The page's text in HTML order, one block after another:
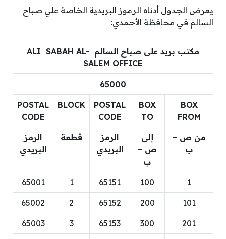
يعرض الجدول أدناه الرموز البريدية الخاصة علي صباح
السالم في محافظة الأحمدي:
مكتب بريد على صباح السالم ALI SABAH AL-
SALEM OFFICE
65000
BOX
FROM
BOX
TO
POSTAL
CODE
BLOCK
POSTAL
CODE
من ص –
ب
إلى
ص –
ب
الرمز
البريدي
قطعة
الرمز
البريدي
1
100
65151
1
65001
101
200
65152
2
65002
201
300
65153
3
65003